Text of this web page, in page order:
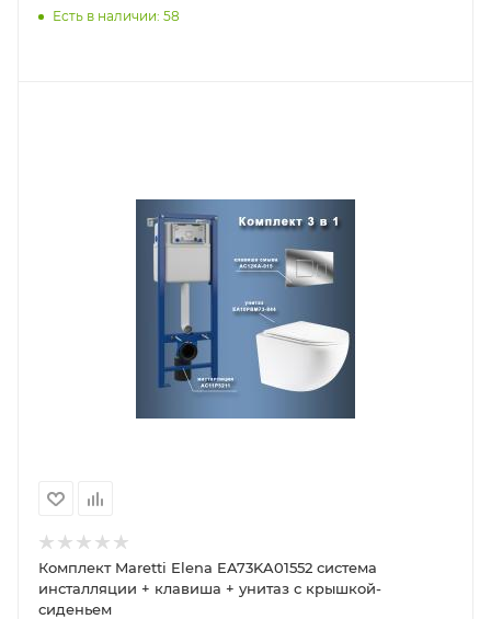
Есть в наличии: 58
Комплект Maretti Elena EA73KA01552 система
инсталляции + клавиша + унитаз с крышкой-
сиденьем